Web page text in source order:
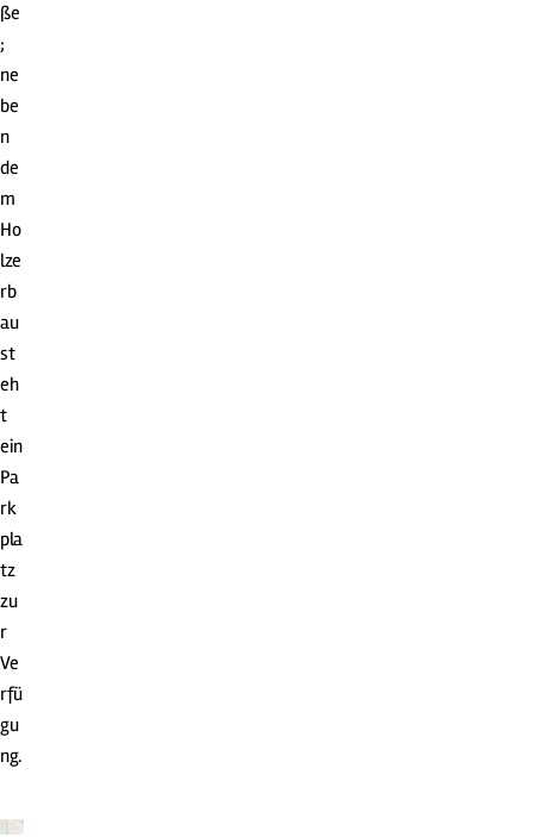
ße
;
ne
be
n
de
m
Ho
lze
rb
au
st
eh
t
ein
Pa
rk
pla
tz
zu
r
Ve
rfü
gu
ng.